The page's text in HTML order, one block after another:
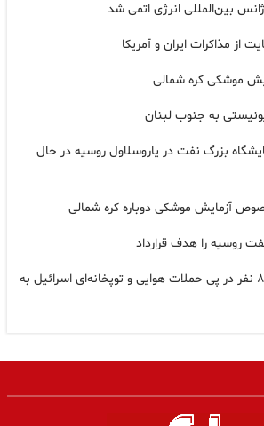
بین‌المللی انرژی اتمی شد
از مذاکرات ایران و آمریکا
موشکی کره شمالی
به جنوب لبنان
بزرگ نفت در یاروسلاول روسیه در حال
آزمایش موشکی دوباره کره شمالی
زخمی شدن دست‌کم ۸ نفر در پی حملات هوایی و توپخانه‌ای اسرائیل به